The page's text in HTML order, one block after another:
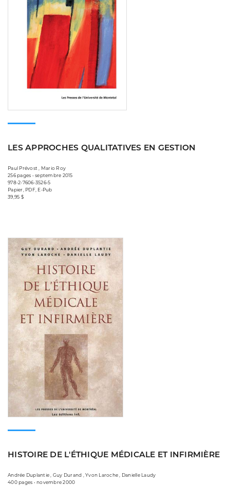
LES APPROCHES QUALITATIVES EN GESTION
Paul Prévost , Mario Roy
256 pages • septembre 2015
978-2-7606-3526-5
Papier, PDF, E-Pub
39,95 $
HISTOIRE DE L'ÉTHIQUE MÉDICALE ET INFIRMIÈRE
Andrée Duplantie , Guy Durand , Yvon Laroche , Danielle Laudy
400 pages • novembre 2000